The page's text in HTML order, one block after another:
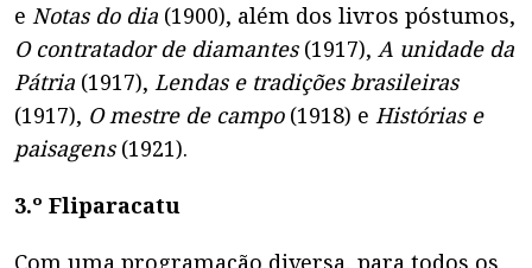
e Notas do dia (1900), além dos livros póstumos,
O contratador de diamantes(1917), A unidade da
Pátria (1917), Lendas e tradições brasileiras
(1917), O mestre de campo(1918) e Histórias e
paisagens (1921).
3.º Fliparacatu
Com uma programação diversa, para todos os